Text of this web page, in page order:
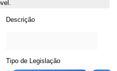
Descrição
Tipo de Legislação